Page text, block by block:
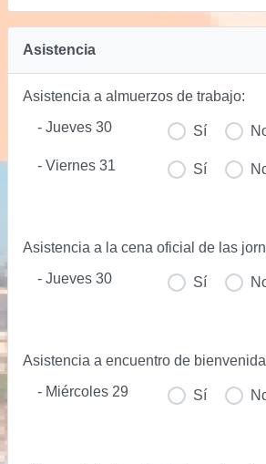
Asistencia
Asistencia a almuerzos de trabajo:
- Jueves 30
Sí
- Viernes 31 Sí
Asistencia a la cena oficial de las
- Jueves 30
Sí
Asistencia a encuentro de
- Miércoles 29
Sí